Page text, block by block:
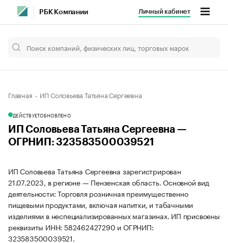
РБК Компании Личный кабинет
Главная ИП Соловьева Татьяна Сергеевна
ДЕЙСТВУЕТОБНОВЛЕНО
ИП Соловьева Татьяна Сергеевна —
ОГРНИП: 323583500039521
ИП Соловьева Татьяна Сергеевна зарегистрирован
21.07.2023, в регионе — Пензенская область. Основной вид
деятельности: Торговля розничная преимущественно
пищевыми продуктами, включая напитки, и табачными
изделиями в неспециализированных магазинах. ИП присвоены
реквизиты ИНН: 582462427290 и ОГРНИП:
323583500039521.